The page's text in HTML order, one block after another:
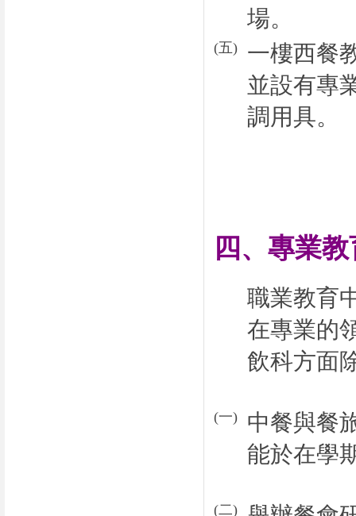
場。
(五)
一樓西餐
並設有專
調用具。
四、專業
職業教育
在專業的
飲科方面
(一)
中餐與餐
能於在學
(二)